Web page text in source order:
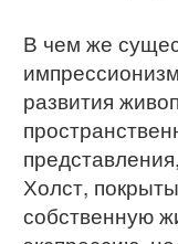
В чем же
развития
Холст,
собственную